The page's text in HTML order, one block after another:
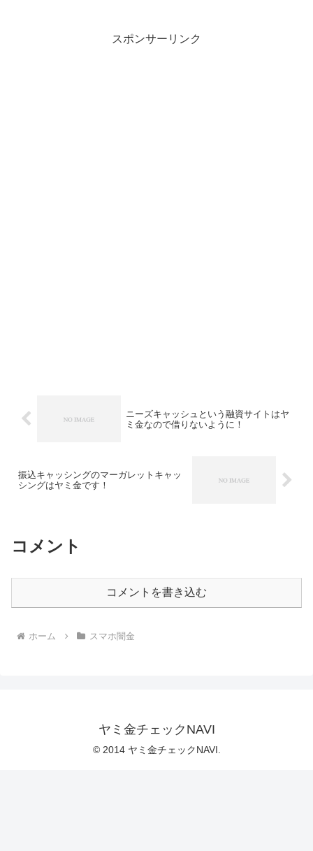
スポンサーリンク
ニーズキャッシュという融資サイトはヤ
ミ金なので借りないように！
振込キャッシングのマーガレットキャッ
シングはヤミ金です！
コメント
コメントを書き込む
ホーム スマホ闇金
ヤミ金チェックNAVI
© 2014 ヤミ金チェックNAVI.